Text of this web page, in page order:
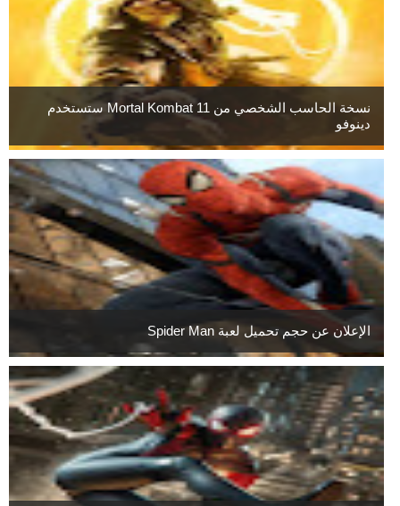
نسخة الحاسب الشخصي من Mortal Kombat 11 ستستخدم
دينوفو
الإعلان عن حجم تحميل لعبة Spider Man